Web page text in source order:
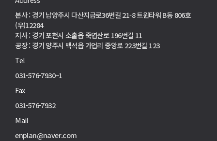
본사 : 경기 남양주시 다산지금로36번길 21-8 트윈타워 B동 806호
(우)12284
지사 : 경기 포천시 소홀읍 죽엽산로 196번길 11
공장 : 경기 양주시 백석읍 가업리 중앙로 223번길 123
Tel
031-576-7930~1
Fax
031-576-7932
Mail
enplan@naver.com